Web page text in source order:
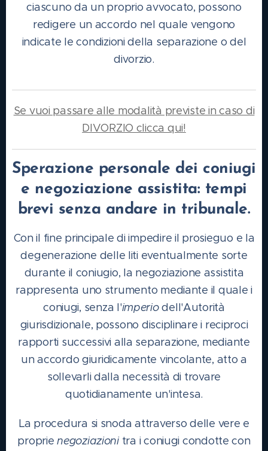
ciascuno da un proprio avvocato, possono
redigere un accordo nel quale vengono
indicate le condizioni della separazione o del
divorzio.
Se vuoi passare alle modalità previste in caso di
DIVORZIO clicca qui!
Sperazione personale dei coniugi
e negoziazione assistita: tempi
brevi senza andare in tribunale.
Con il fine principale di impedire il prosieguo e la
degenerazione delle liti eventualmente sorte
durante il coniugio, la negoziazione assistita
rappresenta uno strumento mediante il quale i
coniugi, senza l'imperiodell'Autorità
giurisdizionale, possono disciplinare i reciproci
rapporti successivi alla separazione, mediante
un accordo giuridicamente vincolante, atto a
sollevarli dalla necessità di trovare
quotidianamente un'intesa.
La procedura si snoda attraverso delle vere e
proprienegoziazionitra i coniugi condotte con